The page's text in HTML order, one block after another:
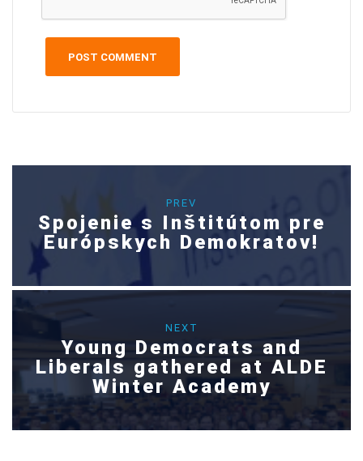
PREV
Spojenie s Inštitútom pre
Európskych Demokratov!
NEXT
Young Democrats and
Liberals gathered at ALDE
Winter Academy